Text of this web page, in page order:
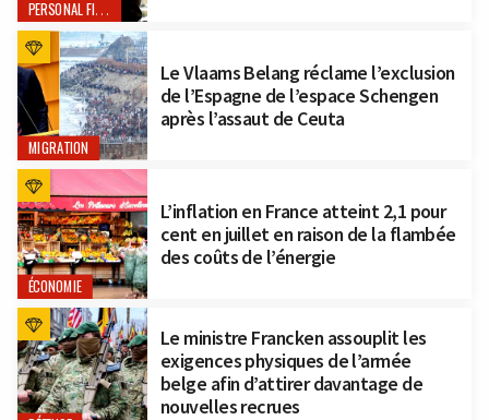
PERSONAL FINANCE
MIGRATION
Le Vlaams Belang réclame l’exclusion
de l’Espagne de l’espace Schengen
après l’assaut de Ceuta
ÉCONOMIE
L’inflation en France atteint 2,1 pour
cent en juillet en raison de la flambée
des coûts de l’énergie
Le ministre Francken assouplit les
exigences physiques de l’armée
belge afin d’attirer davantage de
nouvelles recrues